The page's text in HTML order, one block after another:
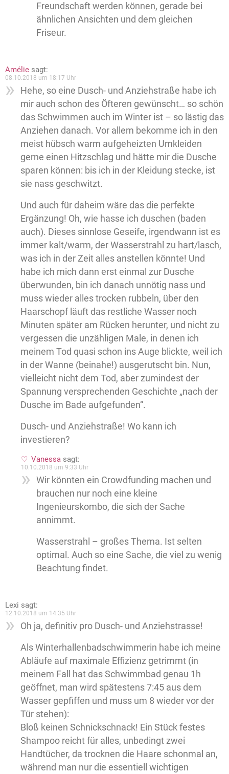
Freundschaft werden können, gerade bei
ähnlichen Ansichten und dem gleichen
Friseur.
Amélie sagt:
08.10.2018 um 18:17 Uhr
Hehe, so eine Dusch- und Anziehstraße habe ich
mir auch schon des Öfteren gewünscht… so schön
das Schwimmen auch im Winter ist – so lästig das
Anziehen danach. Vor allem bekomme ich in den
meist hübsch warm aufgeheizten Umkleiden
gerne einen Hitzschlag und hätte mir die Dusche
sparen können: bis ich in der Kleidung stecke, ist
sie nass geschwitzt.
Und auch für daheim wäre das die perfekte
Ergänzung! Oh, wie hasse ich duschen (baden
auch). Dieses sinnlose Geseife, irgendwann ist es
immer kalt/warm, der Wasserstrahl zu hart/lasch,
was ich in der Zeit alles anstellen könnte! Und
habe ich mich dann erst einmal zur Dusche
überwunden, bin ich danach unnötig nass und
muss wieder alles trocken rubbeln, über den
Haarschopf läuft das restliche Wasser noch
Minuten später am Rücken herunter, und nicht zu
vergessen die unzähligen Male, in denen ich
meinem Tod quasi schon ins Auge blickte, weil ich
in der Wanne (beinahe!) ausgerutscht bin. Nun,
vielleicht nicht dem Tod, aber zumindest der
Spannung versprechenden Geschichte „nach der
Dusche im Bade aufgefunden“.
Dusch- und Anziehstraße! Wo kann ich
investieren?
Vanessa sagt:
10.10.2018 um 9:33 Uhr
Wir könnten ein Crowdfunding machen und
brauchen nur noch eine kleine
Ingenieurskombo, die sich der Sache
annimmt.
Wasserstrahl – großes Thema. Ist selten
optimal. Auch so eine Sache, die viel zu wenig
Beachtung findet.
Lexi sagt:
12.10.2018 um 14:35 Uhr
Oh ja, definitiv pro Dusch- und Anziehstrasse!
Als Winterhallenbadschwimmerin habe ich meine
Abläufe auf maximale Effizienz getrimmt (in
meinem Fall hat das Schwimmbad genau 1h
geöffnet, man wird spätestens 7:45 aus dem
Wasser gepfiffen und muss um 8 wieder vor der
Tür stehen):
Bloß keinen Schnickschnack! Ein Stück festes
Shampoo reicht für alles, unbedingt zwei
Handtücher, da trocknen die Haare schonmal an,
während man nur die essentiell wichtigen